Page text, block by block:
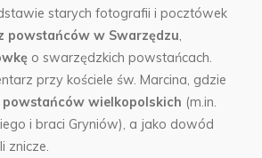
starych fotografii i pocztówek
powstańców w Swarzędzu,
o swarzędzkich powstańcach.
przy kościele św. Marcina, gdzie
wielkopolskich (m.in.
i braci Gryniów), a jako dowód
znicze.